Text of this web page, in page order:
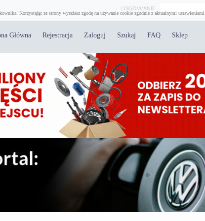
Korzystając ze strony wyrażasz zgodę na używanie cookie zgodnie z aktualnymi ustawieniami
Główna Rejestracja Zaloguj Szukaj FAQ Sklep